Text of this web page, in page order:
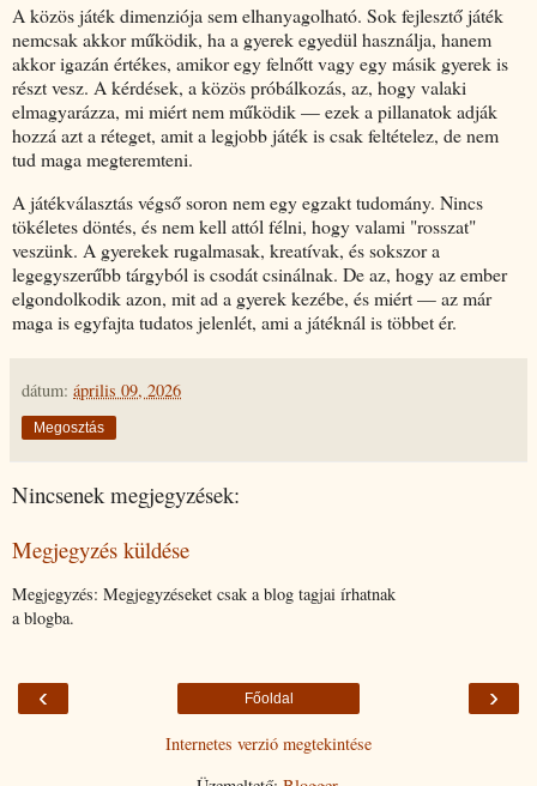
A közös játék dimenziója sem elhanyagolható. Sok fejlesztő játék
nemcsak akkor működik, ha a gyerek egyedül használja, hanem
akkor igazán értékes, amikor egy felnőtt vagy egy másik gyerek is
részt vesz. A kérdések, a közös próbálkozás, az, hogy valaki
elmagyarázza, mi miért nem működik — ezek a pillanatok adják
hozzá azt a réteget, amit a legjobb játék is csak feltételez, de nem
tud maga megteremteni.
A játékválasztás végső soron nem egy egzakt tudomány. Nincs
tökéletes döntés, és nem kell attól félni, hogy valami "rosszat"
veszünk. A gyerekek rugalmasak, kreatívak, és sokszor a
legegyszerűbb tárgyból is csodát csinálnak. De az, hogy az ember
elgondolkodik azon, mit ad a gyerek kezébe, és miért — az már
maga is egyfajta tudatos jelenlét, ami a játéknál is többet ér.
dátum: április 09, 2026
Megosztás
Nincsenek megjegyzések:
Megjegyzés küldése
Megjegyzés: Megjegyzéseket csak a blog tagjai írhatnak
a blogba.
‹ ›
Főoldal
Internetes verzió megtekintése